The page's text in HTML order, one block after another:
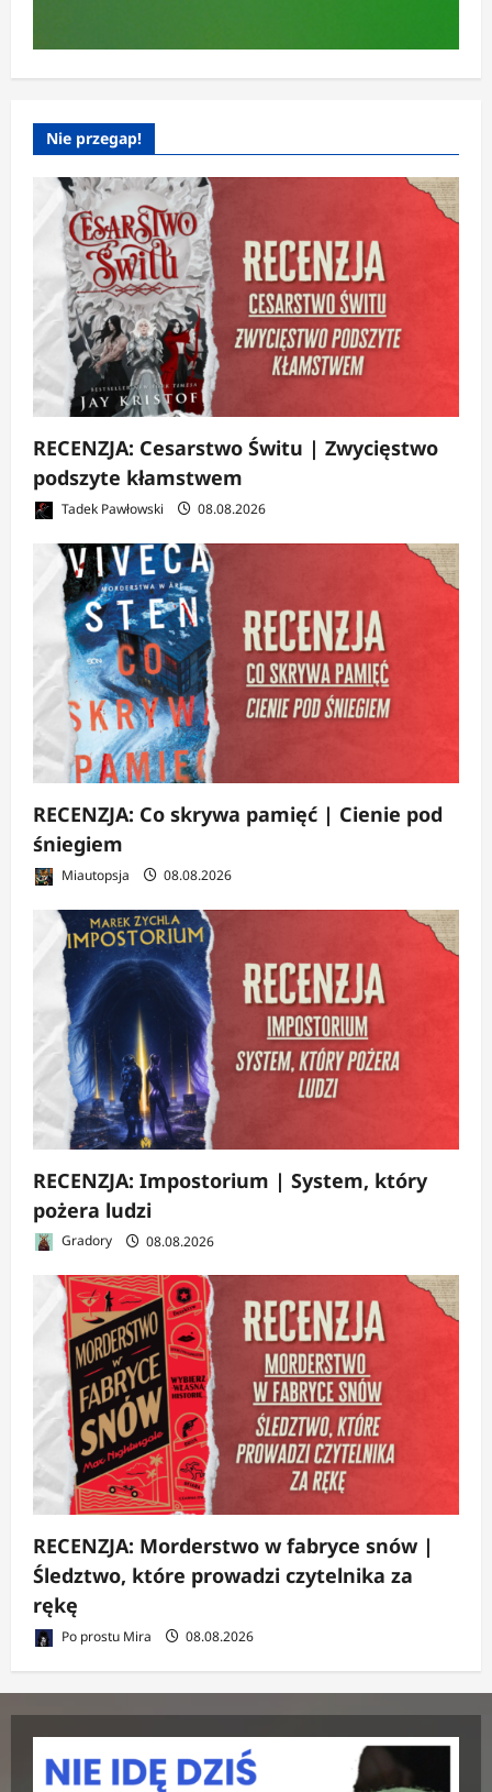
Nie przegap!
RECENZJA: Cesarstwo Świtu | Zwycięstwo
podszyte kłamstwem
Tadek Pawłowski 08.08.2026
RECENZJA: Co skrywa pamięć | Cienie pod
śniegiem
Miautopsja 08.08.2026
RECENZJA: Impostorium | System, który
pożera ludzi
Gradory 08.08.2026
RECENZJA: Morderstwo w fabryce snów |
Śledztwo, które prowadzi czytelnika za
rękę
Po prostu Mira 08.08.2026